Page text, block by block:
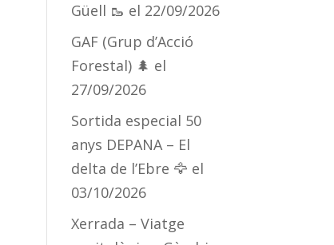
Güell 🥾 el 22/09/2026
GAF (Grup d’Acció
Forestal) 🌲 el
27/09/2026
Sortida especial 50
anys DEPANA – El
delta de l’Ebre 🦅 el
03/10/2026
Xerrada – Viatge